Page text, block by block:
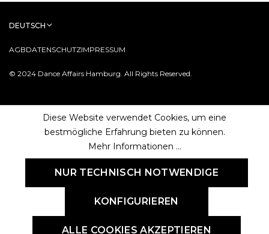
© 2024 Dance Affairs Hamburg. All Rights Reserved.
AGBDATENSCHUTZIMPRESSUM
DEUTSCH
Diese Website verwendet Cookies, um eine
bestmögliche Erfahrung bieten zu können.
Mehr Informationen ...
NUR TECHNISCH NOTWENDIGE
KONFIGURIEREN
ALLE COOKIES AKZEPTIEREN